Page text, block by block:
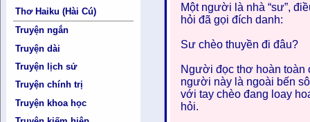
Thơ Haiku (Hài Cú)
Truyện ngắn
Truyện dài
Truyện lịch sử
Truyện chính trị
Truyện khoa học
Một người là nhà “sư”,
hỏi đã gọi đích danh:
Sư chèo thuyền đi đâu?
Người đọc thơ hoàn toàn
người này là ngoài bến
với tay chèo đang loay
hỏi.